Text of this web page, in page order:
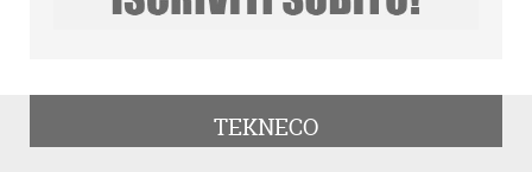
TEKNECO